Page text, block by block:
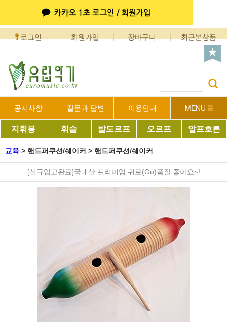
로그인 회원가입 장바구니 최근본상품
공지사항 질문과 답변 이용안내 MENU
지휘봉 휘슬 발도르프 오르프 알프호른
교육 > 핸드퍼쿠션/쉐이커 > 핸드퍼쿠션/쉐이커
[신규입고완료]국내산 프리미엄 귀로(Gu)품질 좋아요~!